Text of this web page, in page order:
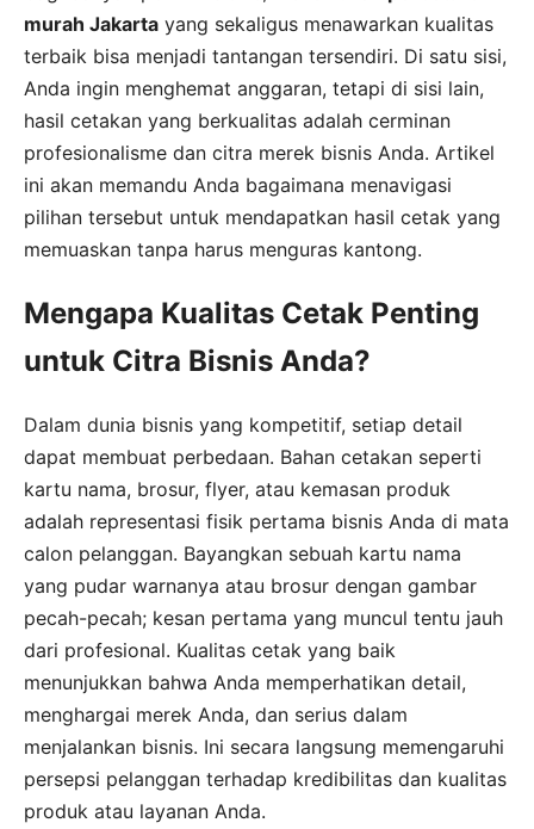
murah Jakarta yang sekaligus menawarkan kualitas
terbaik bisa menjadi tantangan tersendiri. Di satu sisi,
Anda ingin menghemat anggaran, tetapi di sisi lain,
hasil cetakan yang berkualitas adalah cerminan
profesionalisme dan citra merek bisnis Anda. Artikel
ini akan memandu Anda bagaimana menavigasi
pilihan tersebut untuk mendapatkan hasil cetak yang
memuaskan tanpa harus menguras kantong.
Mengapa Kualitas Cetak Penting
untuk Citra Bisnis Anda?
Dalam dunia bisnis yang kompetitif, setiap detail
dapat membuat perbedaan. Bahan cetakan seperti
kartu nama, brosur, flyer, atau kemasan produk
adalah representasi fisik pertama bisnis Anda di mata
calon pelanggan. Bayangkan sebuah kartu nama
yang pudar warnanya atau brosur dengan gambar
pecah-pecah; kesan pertama yang muncul tentu jauh
dari profesional. Kualitas cetak yang baik
menunjukkan bahwa Anda memperhatikan detail,
menghargai merek Anda, dan serius dalam
menjalankan bisnis. Ini secara langsung memengaruhi
persepsi pelanggan terhadap kredibilitas dan kualitas
produk atau layanan Anda.